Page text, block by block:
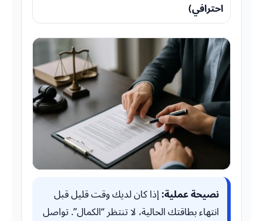
احترافي)
نصيحة عملية: إذا كان لديك وقت قليل قبل
انتهاء بطاقتك الحالية، لا تنتظر “الكمال”. تواصل